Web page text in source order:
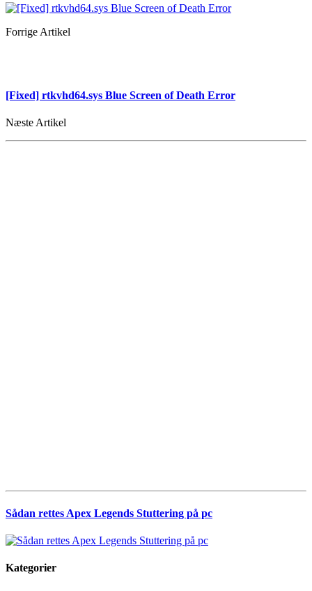
Forrige Artikel
[Fixed] rtkvhd64.sys Blue Screen of Death Error
Næste Artikel
Sådan rettes Apex Legends Stuttering på pc
Kategorier